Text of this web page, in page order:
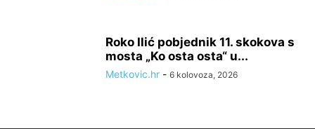
Roko Ilić pobjednik 11. skokova s
mosta „Ko osta osta“ u...
Metkovic.hr - 6 kolovoza, 2026